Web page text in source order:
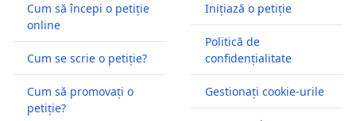
Cum să începi o petiție
online
Cum se scrie o petiție?
Cum să promovați o
petiție?
Inițiază o petiție
Politică de
confidențialitate
Gestionați cookie-urile